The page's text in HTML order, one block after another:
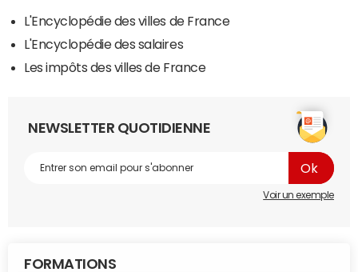
L'Encyclopédie des villes de France
L'Encyclopédie des salaires
Les impôts des villes de France
NEWSLETTER QUOTIDIENNE
Voir un exemple
FORMATIONS